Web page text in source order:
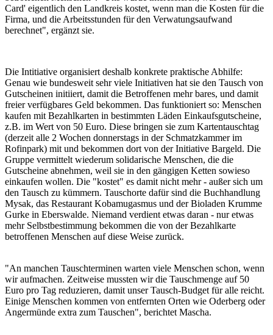
Card' eigentlich den Landkreis kostet, wenn man die Kosten für die
Firma, und die Arbeitsstunden für den Verwatungsaufwand
berechnet", ergänzt sie.
Die Intitiative organisiert deshalb konkrete praktische Abhilfe:
Genau wie bundesweit sehr viele Initiativen hat sie den Tausch von
Gutscheinen initiiert, damit die Betroffenen mehr bares, und damit
freier verfügbares Geld bekommen. Das funktioniert so: Menschen
kaufen mit Bezahlkarten in bestimmten Läden Einkaufsgutscheine,
z.B. im Wert von 50 Euro. Diese bringen sie zum Kartentauschtag
(derzeit alle 2 Wochen donnerstags in der Schmatzkammer im
Rofinpark) mit und bekommen dort von der Initiative Bargeld. Die
Gruppe vermittelt wiederum solidarische Menschen, die die
Gutscheine abnehmen, weil sie in den gängigen Ketten sowieso
einkaufen wollen. Die "kostet" es damit nicht mehr - außer sich um
den Tausch zu kümmern. Tauschorte dafür sind die Buchhandlung
Mysak, das Restaurant Kobamugasmus und der Bioladen Krumme
Gurke in Eberswalde. Niemand verdient etwas daran - nur etwas
mehr Selbstbestimmung bekommen die von der Bezahlkarte
betroffenen Menschen auf diese Weise zurück.
"An manchen Tauschterminen warten viele Menschen schon, wenn
wir aufmachen. Zeitweise mussten wir die Tauschmenge auf 50
Euro pro Tag reduzieren, damit unser Tausch-Budget für alle reicht.
Einige Menschen kommen von entfernten Orten wie Oderberg oder
Angermünde extra zum Tauschen", berichtet Mascha.